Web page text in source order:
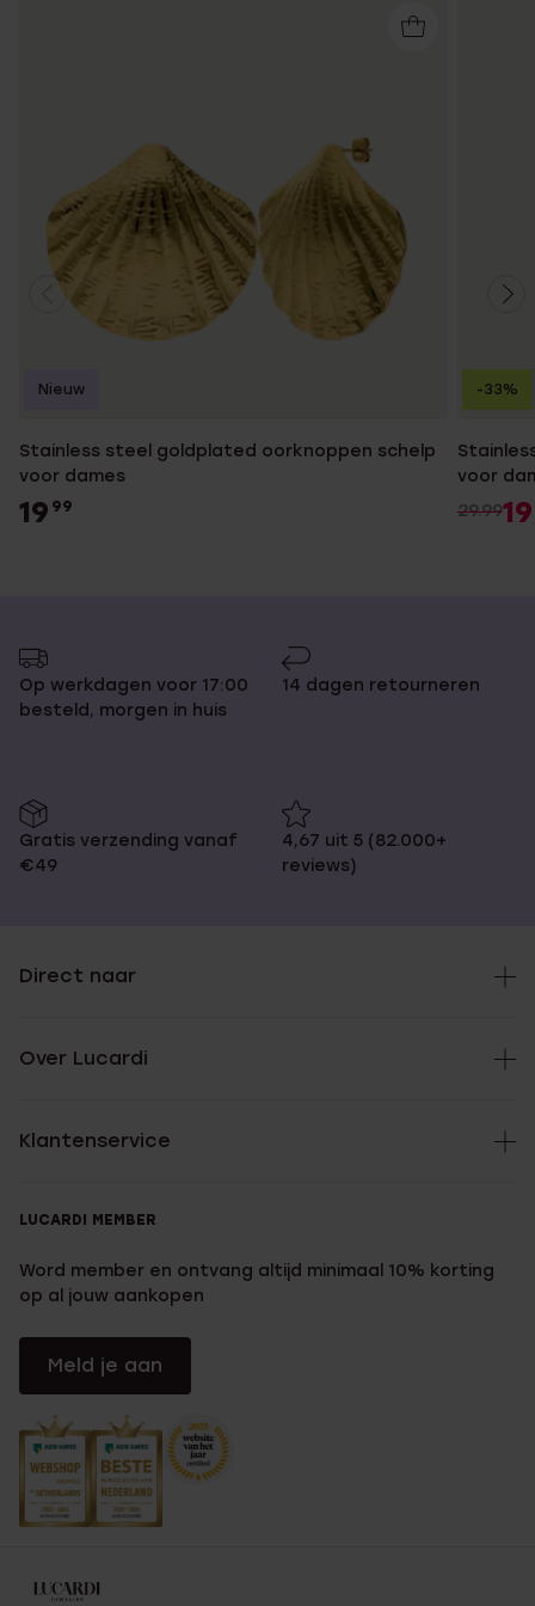
Stainless steel goldplated oorknoppen schelp
voor dames
19 99
Nieuw
voor
29.9919
-33%
Op werkdagen voor 17:00
besteld, morgen in huis
14 dagen retourneren
Gratis verzending vanaf
€49
4,67 uit 5 (82.000+
reviews)
Direct naar
Over Lucardi
Klantenservice
LUCARDI MEMBER
Word member en ontvang altijd minimaal 10% korting
op al jouw aankopen
Meld je aan